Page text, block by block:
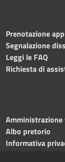
Prenotazione
Segnalazione
Leggi le FAQ
Richiesta di
Albo pretorio
Informativa